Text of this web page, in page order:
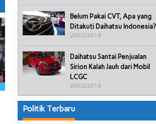
Belum Pakai CVT, Apa yang
Ditakuti Daihatsu Indonesia?
20/02/2018
Daihatsu Santai Penjualan
Sirion Kalah Jauh dari Mobil
LCGC
20/02/2018
Politik Terbaru